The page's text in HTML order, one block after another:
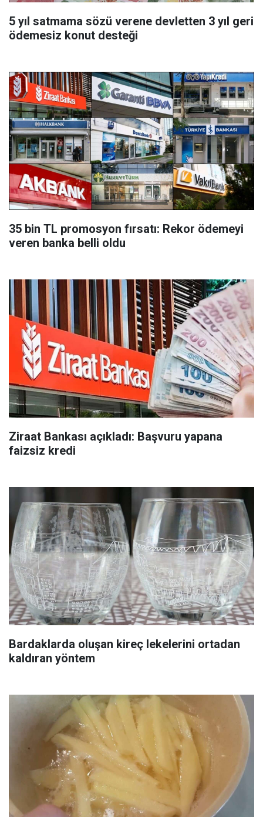
5 yıl satmama sözü verene devletten 3 yıl geri
ödemesiz konut desteği
35 bin TL promosyon fırsatı: Rekor ödemeyi
veren banka belli oldu
Ziraat Bankası açıkladı: Başvuru yapana
faizsiz kredi
Bardaklarda oluşan kireç lekelerini ortadan
kaldıran yöntem